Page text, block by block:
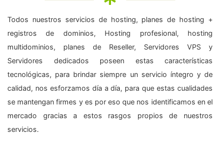
Todos nuestros servicios de hosting, planes de hosting +
registros de dominios, Hosting profesional, hosting
multidominios, planes de Reseller, Servidores VPS y
Servidores dedicados poseen estas características
tecnológicas, para brindar siempre un servicio íntegro y de
calidad, nos esforzamos día a día, para que estas cualidades
se mantengan firmes y es por eso que nos identificamos en el
mercado gracias a estos rasgos propios de nuestros
servicios.